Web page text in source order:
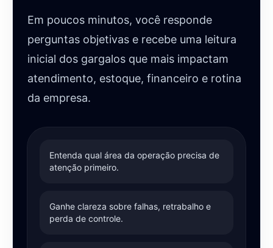
Em poucos minutos, você responde
perguntas objetivas e recebe uma leitura
inicial dos gargalos que mais impactam
atendimento, estoque, financeiro e rotina
da empresa.
Entenda qual área da operação precisa de
atenção primeiro.
Ganhe clareza sobre falhas, retrabalho e
perda de controle.